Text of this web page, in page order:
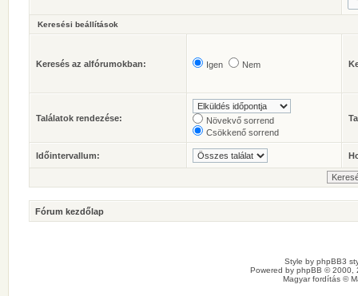
Keresési beállítások
Keresés az alfórumokban: Igen Nem
Találatok rendezése:
Növekvő sorrend
Csökkenő sorrend
Időintervallum:
Fórum kezdőlap
Style by phpBB3
Powered by phpBB © 2000,
Magyar fordítás ©